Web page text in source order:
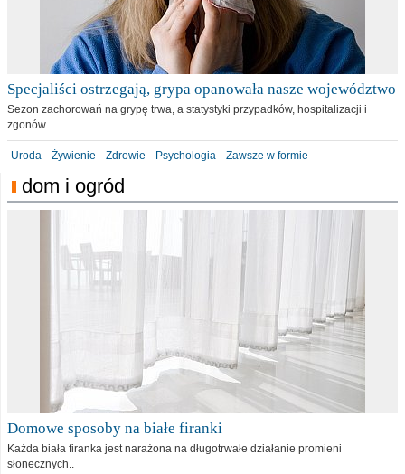
Specjaliści ostrzegają, grypa opanowała nasze województwo
Sezon zachorowań na grypę trwa, a statystyki przypadków, hospitalizacji i
zgonów..
Uroda Żywienie Zdrowie Psychologia Zawsze w formie
dom i ogród
Domowe sposoby na białe firanki
Każda biała firanka jest narażona na długotrwałe działanie promieni
słonecznych..